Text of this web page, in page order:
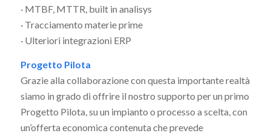
· MTBF, MTTR, built in analisys
· Tracciamento materie prime
· Ulteriori integrazioni ERP
Progetto Pilota
Grazie alla collaborazione con questa importante realtà
siamo in grado di offrire il nostro supporto per un primo
Progetto Pilota, su un impianto o processo a scelta, con
un’offerta economica contenuta che prevede